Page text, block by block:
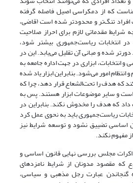
که از دمکراسی اصیل فاصله گرفته
افراد تنگ‌تر و محدودتر شده است (قاضی،
هر‌چه شرایط مقدماتی لازم برای احراز صلاحیت
انتخابات ریاست‌جمهوری بیشتر شود،
شده و مبانی آن تقلیل می‌یابد. این در
انتخابات، ابزاری در جهت اداره جامعه به
امور می‌شود. بنابراین ابزار یاد شده
که هدف را تحت‌الشعاع قرار دهد، چرا که
و سایر موضوعات ابزار هستند. پس به
داد که هدف را مخدوش نکند. بنابراین در
ریاست‌جمهوری باید به نحوی عمل کرد
اساسی تضییق نشود و توسعه شرایط نیز
مفهوم نکند.
مجلس بررسی نهایی قانون اساسی و
مقصود مدونان از شرایط نامزدهای
گنجاندن عبارت رجل مذهبی و سیاسی،